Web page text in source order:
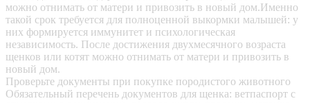
можно отнимать от матери и привозить в новый дом.Именно
такой срок требуется для полноценной выкормки малышей: у
них формируется иммунитет и психологическая
независимость. После достижения двухмесячного возраста
щенков или котят можно отнимать от матери и привозить в
новый дом.
Проверьте документы при покупке породистого животного
Обязательный перечень документов для щенка: ветпаспорт с